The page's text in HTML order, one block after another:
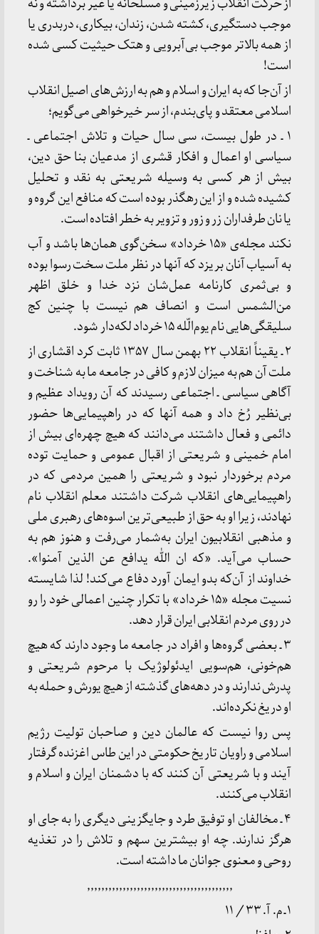
موجب دستگیری، کشته شدن، زندان، بیکاری، دربدری یا
از همه بالاتر موجب بی‌آبرویی و هتک حیثیت کسی شده
است!
از آن‌جا که به ایران و اسلام و هم به ارزش‌های اصیل انقلاب
اسلامی معتقد و پای‌بندم، از سر خیرخواهی می‌گویم؛
۱ ـ در طول بیست، سی سال حیات و تلاش اجتماعی ـ
سیاسی او اعمال و افکار قشری از مدعیان بنا حق دین،
بیش از هر کسی به وسیله شریعتی به نقد و تحلیل
کشیده شده و از این رهگذر بوده است که منافع این گروه و
یا نان طرفداران زر و زور و تزویر به خطر افتاده است.
نکند مجله‌ی «۱۵ خرداد» سخن‌گوی همان‌ها باشد و آب
به آسیاب آنان بریزد که آنها در نظر ملت سخت رسوا بوده
و بی‌ثمری کارنامه عمل‌شان نزد خدا و خلق اظهر
من‌الشمس است و انصاف هم نیست با چنین کج
سلیقگی‌هایی نام یوم‌الّله ۱۵ خرداد لکه‌دار شود.
۲ ـ یقیناً انقلاب ۲۲ بهمن سال ۱۳۵۷ ثابت کرد اقشاری از
ملت آن هم به میزان لازم و کافی در جامعه ما به شناخت و
آگاهی سیاسی ـ اجتماعی رسیدند که آن رویداد عظیم و
بی‌نظیر رُخ داد و همه آنها که در راهپیمایی‌ها حضور
دائمی و فعال داشتند می‌دانند که هیچ چهره‌ای بیش از
امام خمینی و شریعتی از اقبال عمومی و حمایت توده
مردم برخوردار نبود و شریعتی را همین مردمی که در
راهپیمایی‌های انقلاب شرکت داشتند معلم انقلاب نام
نهادند، زیرا او به حق از طبیعی‌ترین اسوه‌های رهبری ملی
و مذهبی انقلابیون ایران به‌شمار می‌رفت و هنوز هم به
حساب می‌آید. «که ان الله یدافع عن الذین آمنوا».
خداوند از آن‌که بدو ایمان آورد دفاع می‌کند! لذا شایسته
نسیت مجله «۱۵ خرداد» با تکرار چنین اعمالی خود را رو
در روی مردم انقلابی ایران قرار دهد.
۳ ـ بعضی گروه‌ها و افراد در جامعه ما وجود دارند که هیچ
هم‌خونی، هم‌سویی ایدئولوژیک با مرحوم شریعتی و
پدرش ندارند و در دهه‌های گذشته از هیچ یورش و حمله به
او دریغ نکرده‌اند.
پس روا نیست که عالمان دین و صاحبان تولیت رژیم
اسلامی و راویان تاریخ حکومتی در این طاس اغزنده گرفتار
آیند و با شریعتی آن کنند که با دشمنان ایران و اسلام و
انقلاب می‌کنند.
۴ ـ مخالفان او توفیق طرد و جایگزینی دیگری را به جای او
هرگز ندارند. چه او بیشترین سهم و تلاش را در تغذیه
روحی و معنوی جوانان ما داشته است.
٬٬٬٬٬٬٬٬٬٬٬٬٬٬٬٬٬٬٬٬٬٬٬٬٬٬٬٬٬٬٬٬٬٬٬٬٬٬٬٬٬
۱ ـ م. آ. ۳۳ / ۱۱